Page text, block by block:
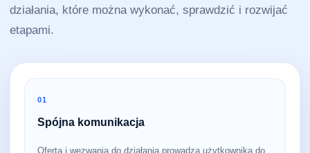
działania, które można wykonać, sprawdzić i rozwijać
etapami.
01
Spójna komunikacja
Oferta i wezwania do działania prowadzą użytkownika do